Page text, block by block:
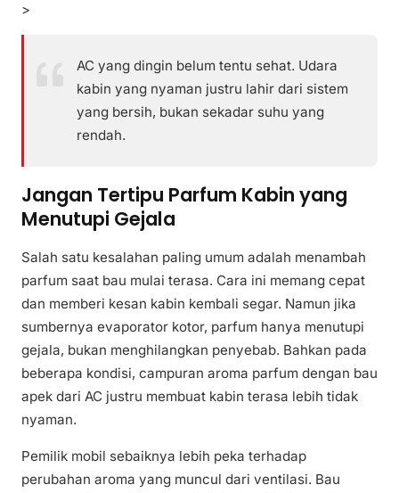
>
AC yang dingin belum tentu sehat. Udara
kabin yang nyaman justru lahir dari sistem
yang bersih, bukan sekadar suhu yang
rendah.
Jangan Tertipu Parfum Kabin yang
Menutupi Gejala
Salah satu kesalahan paling umum adalah menambah
parfum saat bau mulai terasa. Cara ini memang cepat
dan memberi kesan kabin kembali segar. Namun jika
sumbernya evaporator kotor, parfum hanya menutupi
gejala, bukan menghilangkan penyebab. Bahkan pada
beberapa kondisi, campuran aroma parfum dengan bau
apek dari AC justru membuat kabin terasa lebih tidak
nyaman.
Pemilik mobil sebaiknya lebih peka terhadap
perubahan aroma yang muncul dari ventilasi. Bau